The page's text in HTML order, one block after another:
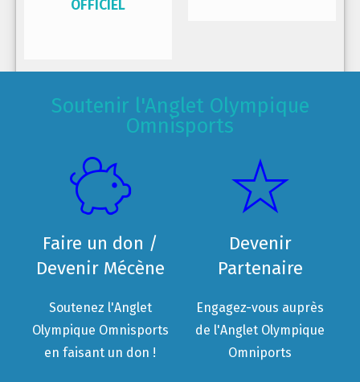
OFFICIEL
Soutenir l'Anglet Olympique
Omnisports
Faire un don /
Devenir Mécène
Soutenez l'Anglet
Olympique Omnisports
en faisant un don !
Devenir
Partenaire
Engagez-vous auprès
de l'Anglet Olympique
Omniports